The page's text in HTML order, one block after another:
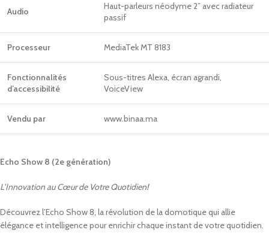
Audio
Haut-parleurs néodyme 2” avec radiateur
passif
Processeur MediaTek MT 8183
Fonctionnalités
d’accessibilité
Sous-titres Alexa, écran agrandi,
VoiceView
Vendu par www.binaa.ma
Echo Show 8 (2e génération)
L’Innovation au Cœur de Votre Quotidien!
Découvrez l’Echo Show 8, la révolution de la domotique qui allie
élégance et intelligence pour enrichir chaque instant de votre quotidien.